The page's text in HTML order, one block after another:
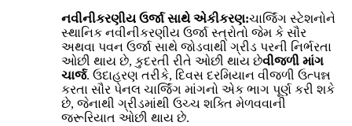
નવીનીકરણીય ઉર્જા સાથે એકીકરણ:ચાર્જિંગ સ્ટેશનોને
સ્થાનિક નવીનીકરણીય ઉર્જા સ્ત્રોતો જેમ કે સૌર
અથવા પવન ઉર્જા સાથે જોડવાથી ગ્રીડ પરની નિર્ભરતા
ઓછી થાય છે, કુદરતી રીતે ઓછી થાય છેવીજળી માંગ
ચાર્જ. ઉદાહરણ તરીકે, દિવસ દરમિયાન વીજળી ઉત્પન્ન
કરતા સૌર પેનલ ચાર્જિંગ માંગનો એક ભાગ પૂર્ણ કરી શકે
છે, જેનાથી ગ્રીડમાંથી ઉચ્ચ શક્તિ મેળવવાની
જરૂરિયાત ઓછી થાય છે.